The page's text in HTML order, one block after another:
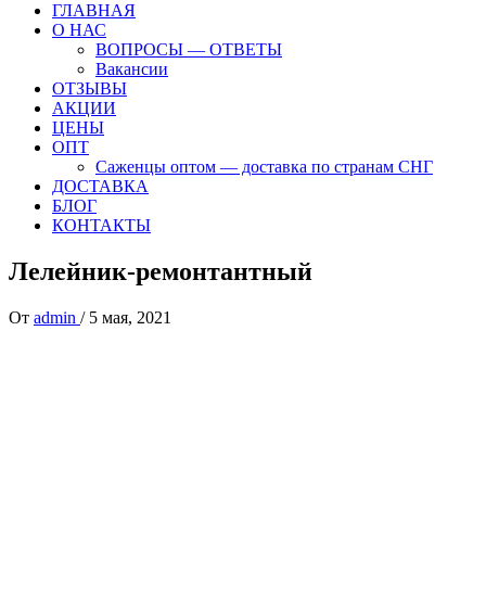
ГЛАВНАЯ
О НАС
ВОПРОСЫ — ОТВЕТЫ
Вакансии
ОТЗЫВЫ
АКЦИИ
ЦЕНЫ
ОПТ
Саженцы оптом — доставка по странам СНГ
ДОСТАВКА
БЛОГ
КОНТАКТЫ
Лелейник-ремонтантный
От admin / 5 мая, 2021